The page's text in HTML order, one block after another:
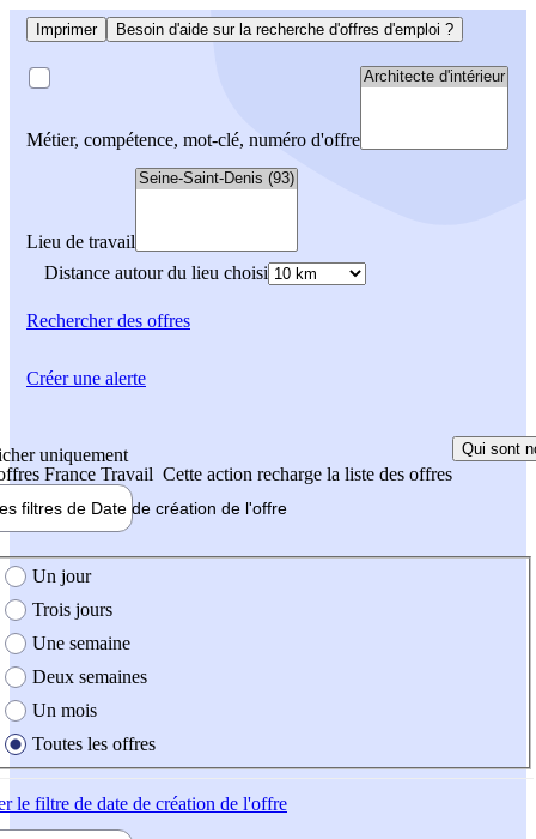
Imprimer Besoin d'aide sur la recherche d'offres d'emploi ?
Métier, compétence, mot-clé, numéro d'offre
Lieu de travail
Distance autour du lieu choisi
Rechercherdes offres
uniquement
France Travail Cette action recharge la liste des offres
Qui sont
filtres de Date de création de l'offre
création de l'offre
Un jour
Trois jours
Une semaine
Deux semaines
Un mois
Toutes les offres
le filtre de date de création de l'offre
Créer une alerte